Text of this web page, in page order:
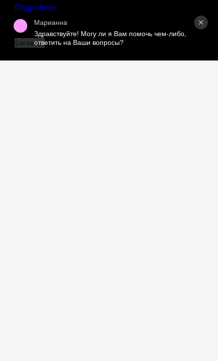
Противодействие экстремизму
Ученый совет
Организационная структура
Подробнее
Согласен
Марианна
Здравствуйте! Могу ли я Вам помочь чем-либо,
ответить на Ваши вопросы?